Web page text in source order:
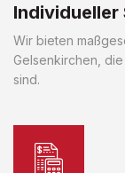
Individueller
Wir bieten
Gelsenkirchen,
sind.